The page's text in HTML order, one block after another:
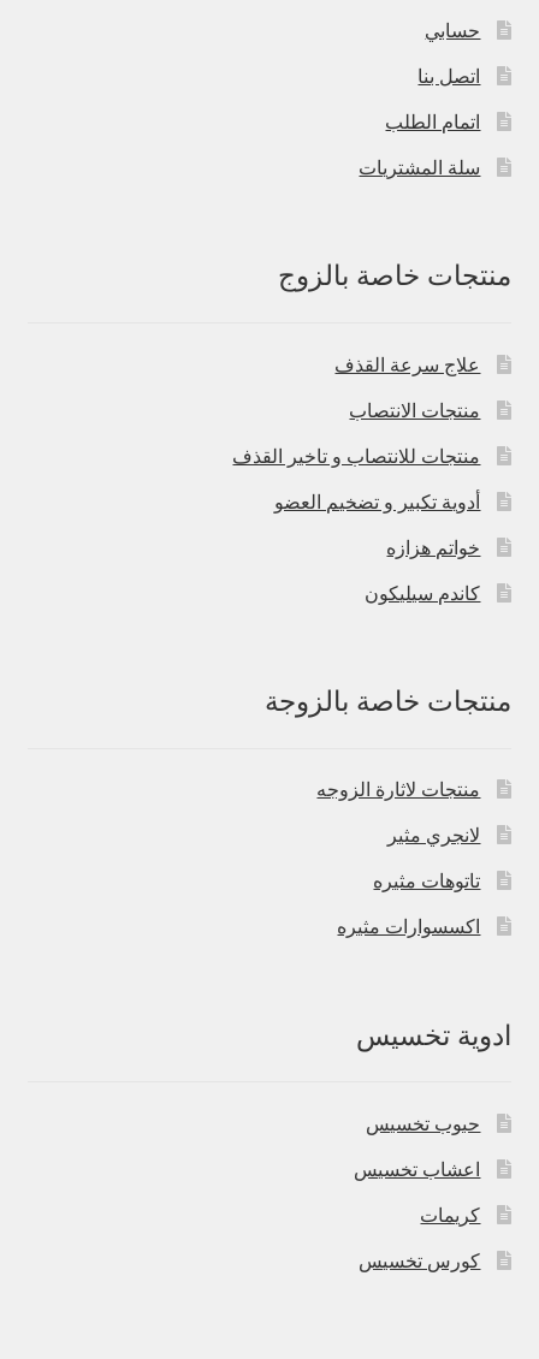
حسابي
اتصل بنا
اتمام الطلب
سلة المشتريات
منتجات خاصة بالزوج
علاج سرعة القذف
منتجات الانتصاب
منتجات للانتصاب و تاخير القذف
أدوية تكبير و تضخيم العضو
خواتم هزازه
كاندم سيليكون
منتجات خاصة بالزوجة
منتجات لاثارة الزوجه
لانجري مثير
تاتوهات مثيره
اكسسوارات مثيره
ادوية تخسيس
حبوب تخسيس
اعشاب تخسيس
كريمات
كورس تخسيس